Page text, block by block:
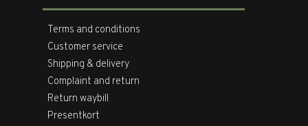
Terms and conditions
Customer service
Shipping & delivery
Complaint and return
Return waybill
Presentkort